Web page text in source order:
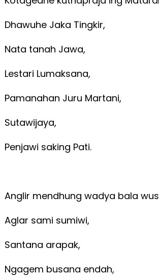
Dhawuhe Jaka Tingkir,
Nata tanah Jawa,
Lestari Lumaksana,
Pamanahan Juru Martani,
Sutawijaya,
Penjawi saking Pati.
Anglir mendhung wadya bala
Aglar sami sumiwi,
Santana arapak,
Ngagem busana endah,